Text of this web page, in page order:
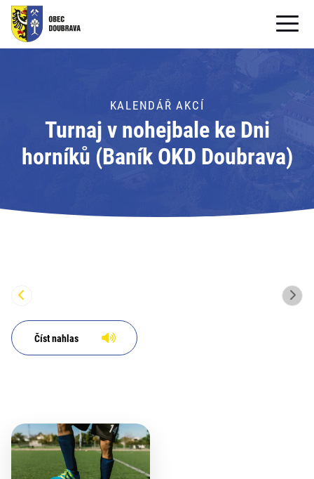
OBECNÍ ÚŘAD
PRO OBČANY
Formuláře ke stažení
PRO TURISTY
KALENDÁŘ AKCÍ
Turnaj v nohejbale ke Dni
horníků (Baník OKD Doubrava)
Číst nahlas